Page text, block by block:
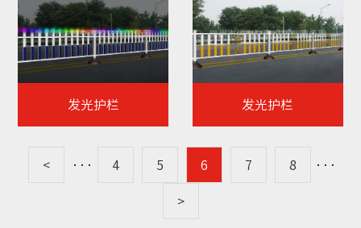
发光护栏 发光护栏
< ··· 4 5 6 7 8 ···
>